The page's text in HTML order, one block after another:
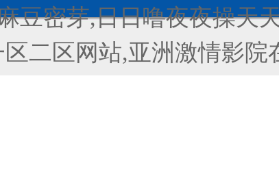
豆密芽,日日噜夜夜操天
二区网站,亚洲激情影院